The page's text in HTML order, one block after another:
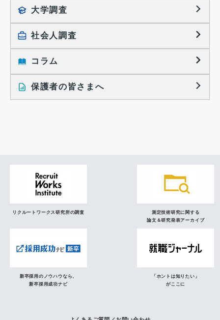
就職活動TOPICS
大学生の実態調査
働きたい組織の特徴
大学生の地域間移動レポート
就職活動に関するレポート
採用に関する調査
採用活動に関するレポート
大学調査
社会人調査
就職活動と入社後の就業
就業レディネス研究
コラム
インタビュー記事
保護者の皆さまへ
リクルートワークス研究所の調査
測定技術研究に関する
論文＆研究発表アーカイブ
新卒採用のノウハウなら、
新卒採用成功ナビ
「ホントは知りたい」
がここに